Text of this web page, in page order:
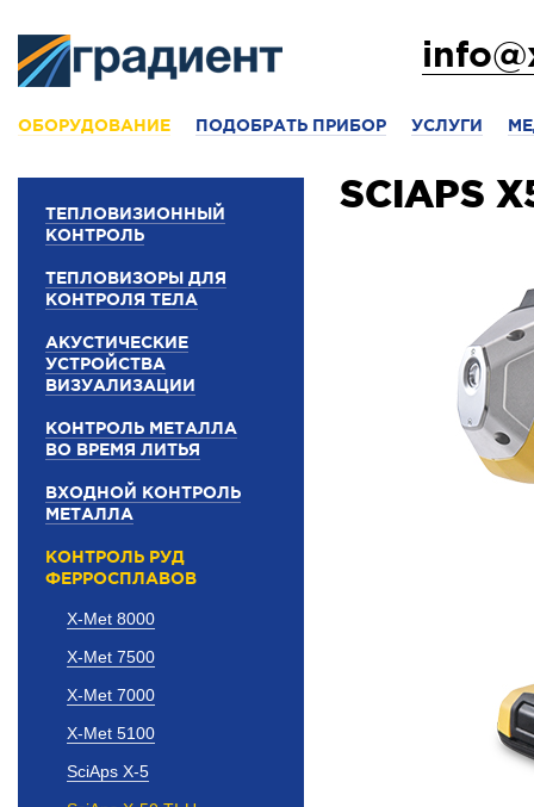
ОБОРУДОВАНИЕ ПОДОБРАТЬ ПРИБОР УСЛУГИ
ТЕПЛОВИЗИОННЫЙ
КОНТРОЛЬ
ТЕПЛОВИЗОРЫ ДЛЯ
КОНТРОЛЯ ТЕЛА
АКУСТИЧЕСКИЕ
УСТРОЙСТВА
ВИЗУАЛИЗАЦИИ
КОНТРОЛЬ МЕТАЛЛА
ВО ВРЕМЯ ЛИТЬЯ
ВХОДНОЙ КОНТРОЛЬ
МЕТАЛЛА
КОНТРОЛЬ РУД
ФЕРРОСПЛАВОВ
X-Met 8000
X-Met 7500
X-Met 7000
X-Met 5100
SciAps X-5
SCIAPS